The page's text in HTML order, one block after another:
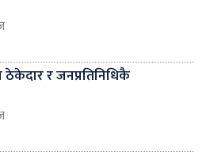
ठेकेदार र जनप्रतिनिधिकै